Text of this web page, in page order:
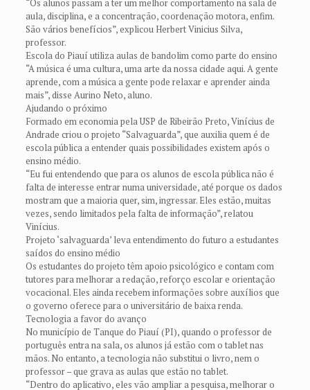
“Os alunos passam a ter um melhor comportamento na sala de
aula, disciplina, e a concentração, coordenação motora, enfim.
São vários benefícios”, explicou Herbert Vinicius Silva,
professor.
Escola do Piauí utiliza aulas de bandolim como parte do ensino
“A música é uma cultura, uma arte da nossa cidade aqui. A gente
aprende, com a música a gente pode relaxar e aprender ainda
mais”, disse Aurino Neto, aluno.
Ajudando o próximo
Formado em economia pela USP de Ribeirão Preto, Vinícius de
Andrade criou o projeto “Salvaguarda”, que auxilia quem é de
escola pública a entender quais possibilidades existem após o
ensino médio.
“Eu fui entendendo que para os alunos de escola pública não é
falta de interesse entrar numa universidade, até porque os dados
mostram que a maioria quer, sim, ingressar. Eles estão, muitas
vezes, sendo limitados pela falta de informação”, relatou
Vinícius.
Projeto ‘salvaguarda’ leva entendimento do futuro a estudantes
saídos do ensino médio
Os estudantes do projeto têm apoio psicológico e contam com
tutores para melhorar a redação, reforço escolar e orientação
vocacional. Eles ainda recebem informações sobre auxílios que
o governo oferece para o universitário de baixa renda.
Tecnologia a favor do avanço
No município de Tanque do Piauí (PI), quando o professor de
português entra na sala, os alunos já estão com o tablet nas
mãos. No entanto, a tecnologia não substitui o livro, nem o
professor – que grava as aulas que estão no tablet.
“Dentro do aplicativo, eles vão ampliar a pesquisa, melhorar o